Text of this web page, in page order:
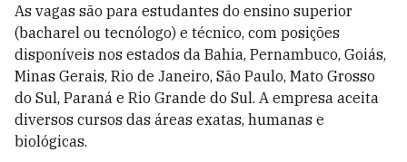
As vagas são para estudantes do ensino superior
(bacharel ou tecnólogo) e técnico, com posições
disponíveis nos estados da Bahia, Pernambuco, Goiás,
Minas Gerais, Rio de Janeiro, São Paulo, Mato Grosso
do Sul, Paraná e Rio Grande do Sul. A empresa aceita
diversos cursos das áreas exatas, humanas e
biológicas.